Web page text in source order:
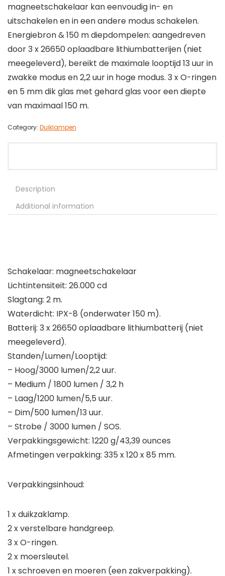
magneetschakelaar kan eenvoudig in- en
uitschakelen en in een andere modus schakelen.
Energiebron & 150 m diepdompelen: aangedreven
door 3 x 26650 oplaadbare lithiumbatterijen (niet
meegeleverd), bereikt de maximale looptijd 13 uur in
zwakke modus en 2,2 uur in hoge modus. 3 x O-ringen
en 5 mm dik glas met gehard glas voor een diepte
van maximaal 150 m.
Category: Duiklampen
Description
Additional information
Schakelaar: magneetschakelaar
Lichtintensiteit: 26.000 cd
Slagtang: 2 m.
Waterdicht: IPX-8 (onderwater 150 m).
Batterij: 3 x 26650 oplaadbare lithiumbatterij (niet
meegeleverd).
Standen/Lumen/Looptijd:
– Hoog/3000 lumen/2,2 uur.
– Medium / 1800 lumen / 3,2 h
– Laag/1200 lumen/5,5 uur.
– Dim/500 lumen/13 uur.
– Strobe / 3000 lumen / SOS.
Verpakkingsgewicht: 1220 g/43,39 ounces
Afmetingen verpakking: 335 x 120 x 85 mm.
Verpakkingsinhoud:
1 x duikzaklamp.
2 x verstelbare handgreep.
3 x O-ringen.
2 x moersleutel.
1 x schroeven en moeren (een zakverpakking).